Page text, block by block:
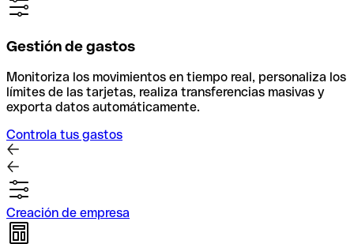
Gestión de gastos
Monitoriza los movimientos en tiempo real, personaliza los
límites de las tarjetas, realiza transferencias masivas y
exporta datos automáticamente.
Controla tus gastos
Creación de empresa